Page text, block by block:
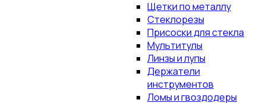
Щетки по металлу
Стеклорезы
Присоски для стекла
Мультитулы
Линзы и лупы
Держатели
инструментов
Ломы и гвоздодеры